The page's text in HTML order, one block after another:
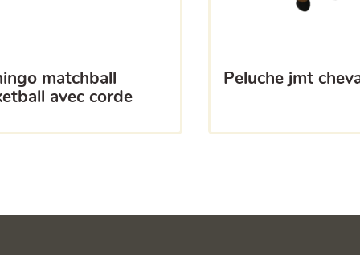
avec corde
peluche jmt